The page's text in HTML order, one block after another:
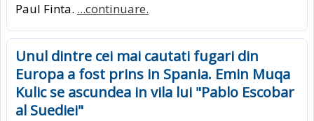
Paul Finta. ...continuare.
Unul dintre cei mai cautati fugari din
Europa a fost prins in Spania. Emin Muqa
Kulic se ascundea in vila lui "Pablo Escobar
al Suediei"